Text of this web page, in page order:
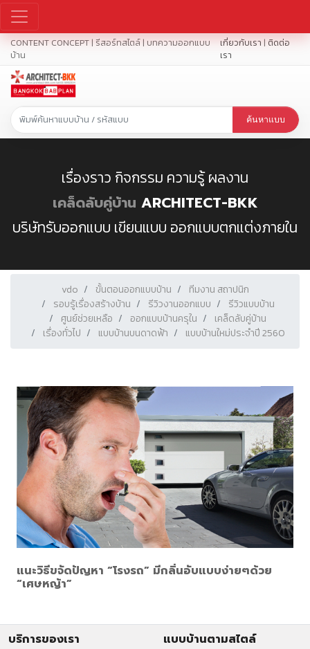
CONTENT CONCEPT | รีสอร์ทสไตล์ | บทความออกแบบ
บ้าน
เกี่ยวกับเรา | ติดต่อ
เรา
ค้นหาแบบ
เรื่องราว กิจกรรม ความรู้ ผลงาน
เคล็ดลับคู่บ้าน ARCHITECT-BKK
บริษัทรับออกแบบ เขียนแบบ ออกแบบตกแต่งภายใน
vdo ขั้นตอนออกแบบบ้าน
ทีมงาน สถาปนิก
รอบรู้เรื่องสร้างบ้าน
รีวิวงานออกแบบ
รีวิวแบบบ้าน
ศูนย์ช่วยเหลือ
ออกแบบบ้านครุใน
เคล็ดลับคู่บ้าน
เรื่องทั่วไป
แบบบ้านบนดาดฟ้า แบบบ้านใหม่ประจำปี 2560
แนะวิธีขจัดปัญหา “โรงรถ” มีกลิ่นอับแบบง่ายๆด้วย
“เศษหญ้า”
บริการของเรา แบบบ้านตามสไตล์